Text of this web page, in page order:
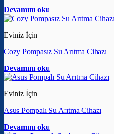
Devamını oku
Eviniz İçin
Cozy Pompasız Su Arıtma Cihazı
Devamını oku
Eviniz İçin
Asus Pompalı Su Arıtma Cihazı
Devamını oku